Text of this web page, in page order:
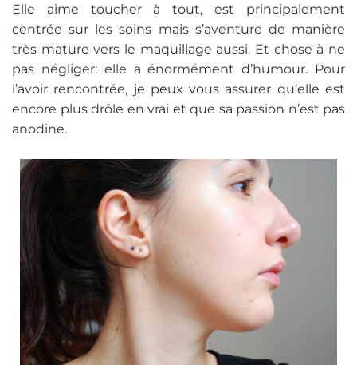
Elle aime toucher à tout, est principalement
centrée sur les soins mais s’aventure de manière
très mature vers le maquillage aussi. Et chose à ne
pas négliger: elle a énormément d’humour. Pour
l’avoir rencontrée, je peux vous assurer qu’elle est
encore plus drôle en vrai et que sa passion n’est pas
anodine.